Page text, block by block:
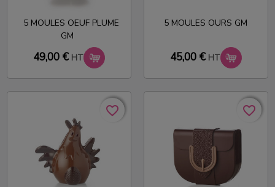
5 MOULES OEUF PLUME
GM
49,00 € HT
5 MOULES OURS GM
45,00 € HT
favorite_border
favorite_border favorite_border
favorite_border